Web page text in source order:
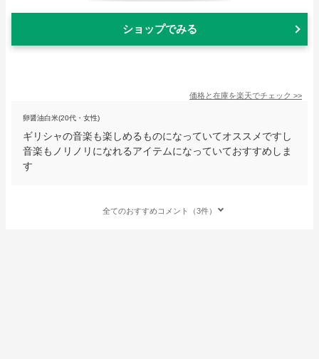
ショップでみる
価格と在庫を楽天でチェック >>
卵醤油白米(20代・女性)
ギリシャの音楽も楽しめるものになっていてオススメですし
音楽もノリノリになれるアイテムになっていておすすめしま
す
全てのおすすめコメント（3件）